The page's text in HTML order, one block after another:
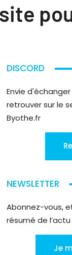
DISCORD
Envie
retrouver sur le
Byothe.fr
NEWSLETTER
Abonnez-vous,
résumé de
Je